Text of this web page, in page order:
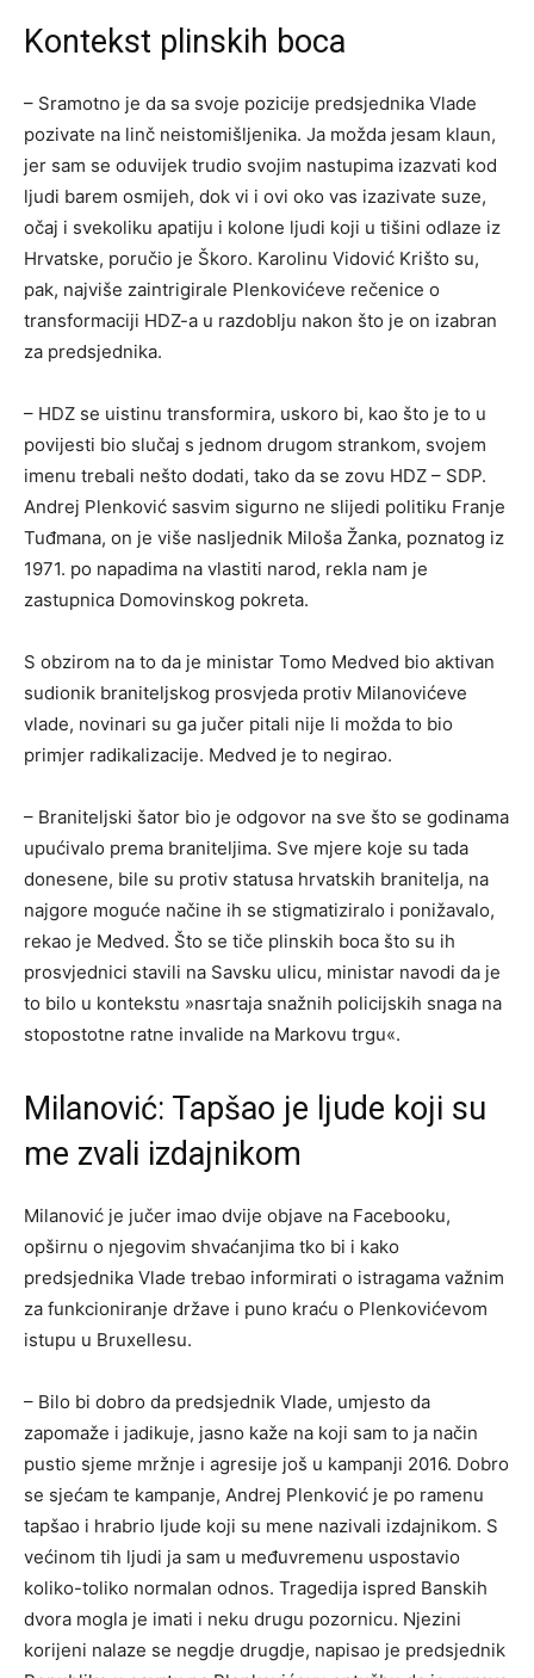
Kontekst plinskih boca
– Sramotno je da sa svoje pozicije predsjednika Vlade
pozivate na linč neistomišljenika. Ja možda jesam klaun,
jer sam se oduvijek trudio svojim nastupima izazvati kod
ljudi barem osmijeh, dok vi i ovi oko vas izazivate suze,
očaj i svekoliku apatiju i kolone ljudi koji u tišini odlaze iz
Hrvatske, poručio je Škoro. Karolinu Vidović Krišto su,
pak, najviše zaintrigirale Plenkovićeve rečenice o
transformaciji HDZ-a u razdoblju nakon što je on izabran
za predsjednika.
– HDZ se uistinu transformira, uskoro bi, kao što je to u
povijesti bio slučaj s jednom drugom strankom, svojem
imenu trebali nešto dodati, tako da se zovu HDZ – SDP.
Andrej Plenković sasvim sigurno ne slijedi politiku Franje
Tuđmana, on je više nasljednik Miloša Žanka, poznatog iz
1971. po napadima na vlastiti narod, rekla nam je
zastupnica Domovinskog pokreta.
S obzirom na to da je ministar Tomo Medved bio aktivan
sudionik braniteljskog prosvjeda protiv Milanovićeve
vlade, novinari su ga jučer pitali nije li možda to bio
primjer radikalizacije. Medved je to negirao.
– Braniteljski šator bio je odgovor na sve što se godinama
upućivalo prema braniteljima. Sve mjere koje su tada
donesene, bile su protiv statusa hrvatskih branitelja, na
najgore moguće načine ih se stigmatiziralo i ponižavalo,
rekao je Medved. Što se tiče plinskih boca što su ih
prosvjednici stavili na Savsku ulicu, ministar navodi da je
to bilo u kontekstu »nasrtaja snažnih policijskih snaga na
stopostotne ratne invalide na Markovu trgu«.
Milanović: Tapšao je ljude koji su
me zvali izdajnikom
Milanović je jučer imao dvije objave na Facebooku,
opširnu o njegovim shvaćanjima tko bi i kako
predsjednika Vlade trebao informirati o istragama važnim
za funkcioniranje države i puno kraću o Plenkovićevom
istupu u Bruxellesu.
– Bilo bi dobro da predsjednik Vlade, umjesto da
zapomaže i jadikuje, jasno kaže na koji sam to ja način
pustio sjeme mržnje i agresije još u kampanji 2016. Dobro
se sjećam te kampanje, Andrej Plenković je po ramenu
tapšao i hrabrio ljude koji su mene nazivali izdajnikom. S
većinom tih ljudi ja sam u međuvremenu uspostavio
koliko-toliko normalan odnos. Tragedija ispred Banskih
dvora mogla je imati i neku drugu pozornicu. Njezini
korijeni nalaze se negdje drugdje, napisao je predsjednik